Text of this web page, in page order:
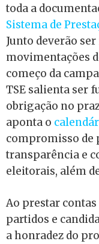
toda a
Sistema de
Junto deverão
movimentações
começo da
TSE salienta ser
obrigação no
aponta o
compromisso de
transparência e
eleitorais, além
Ao prestar
partidos e
a honradez do